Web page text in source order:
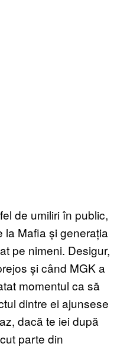
de umiliri în public,
la Mafia și generația
pe nimeni. Desigur,
și când MGK a
momentul ca să
dintre ei ajunsese
dacă te iei după
parte din